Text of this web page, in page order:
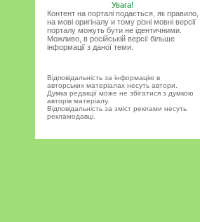
Увага!
Контент на порталі подається, як правило,
на мові оригіналу и тому різні мовні версії
порталу можуть бути не ідентичними.
Можливо, в російській версії більше
інформації з даної теми.
Відповідальність за інформацію в
авторських матеріалах несуть автори.
Думка редакції може не збігатися з думкою
авторів матеріалу.
Відповідальність за зміст реклами несуть
рекламодавці.